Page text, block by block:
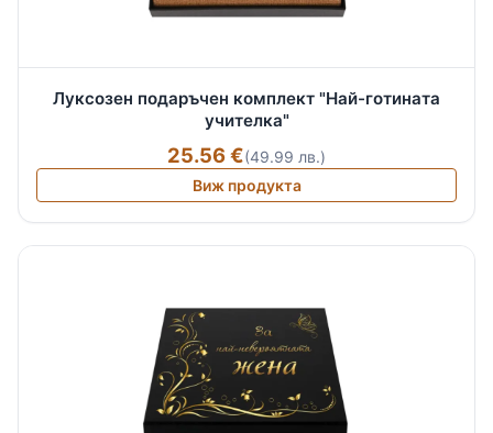
Луксозен подаръчен комплект "Най-готината
учителка"
25.56 €(49.99 лв.)
Виж продукта